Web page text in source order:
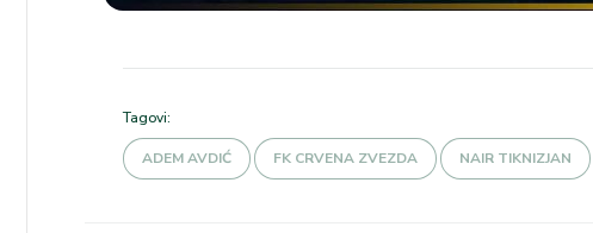
Tagovi:
ADEM AVDIĆ FK CRVENA ZVEZDA NAIR TIKNIZJAN